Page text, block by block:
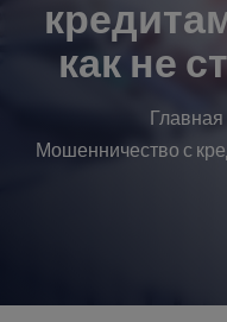
как не
Главная
Мошенничество с